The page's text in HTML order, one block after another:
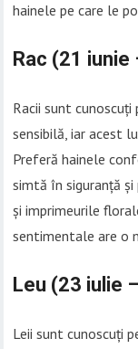
hainele pe care le
Rac (21 iunie
Racii sunt
sensibilă, iar acest
Preferă hainele
simtă în siguranță
și imprimeurile
sentimentale are o
Leu (23 iulie
Leii sunt cunoscuți